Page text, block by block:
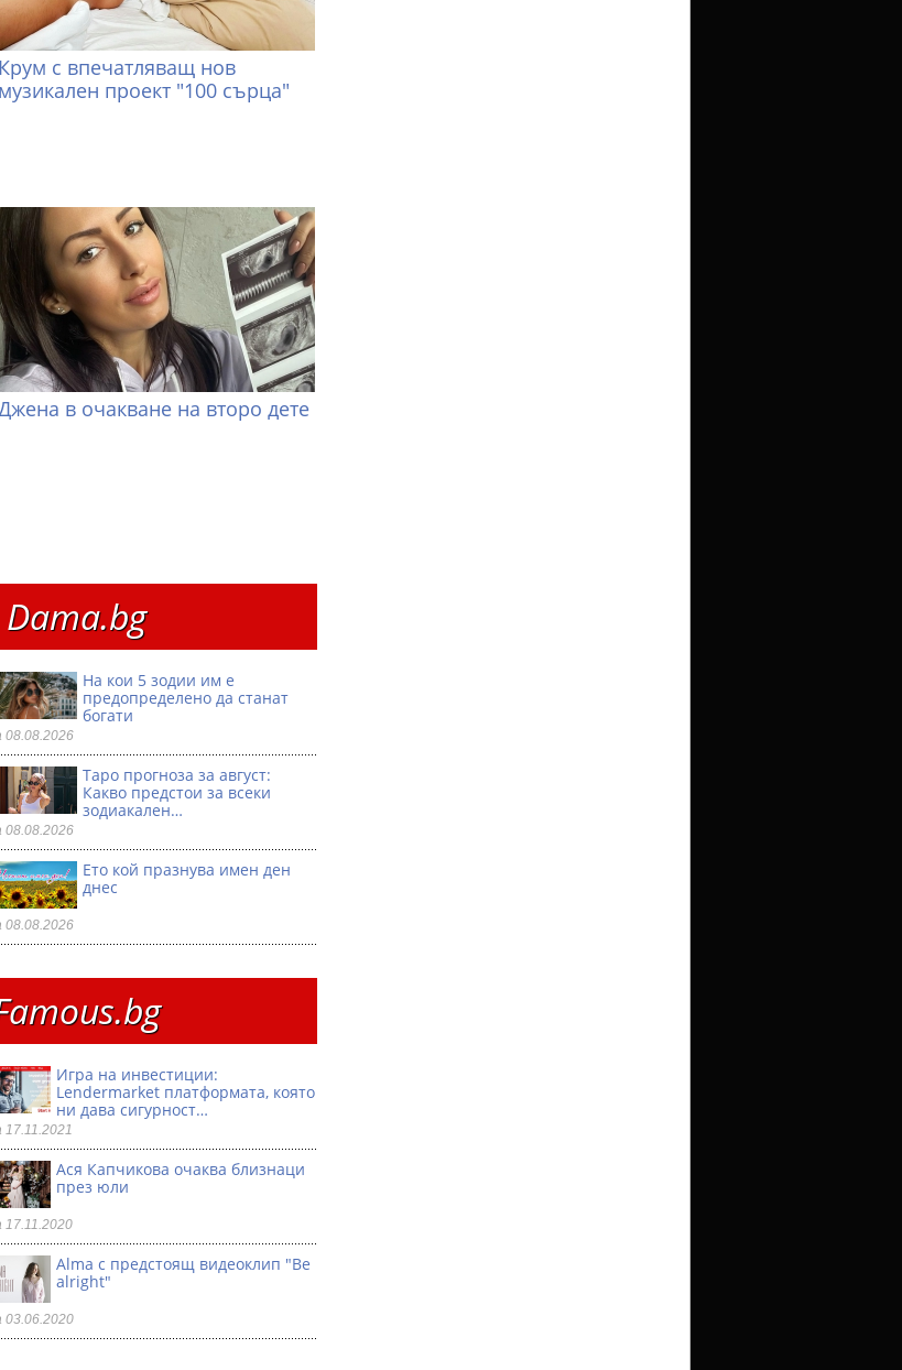
Крум с впечатляващ нов
музикален проект "100 сърца"
в очакване на второ дете
На кои 5 зодии им е
предопределено да станат
богати
08.08.2026
Таро прогноза за август:
Какво предстои за всеки
зодиакален…
08.08.2026
Ето кой празнува имен ден
днес
08.08.2026
Игра на инвестиции:
Lendermarket платформата, която
ни дава сигурност…
17.11.2021
Ася Капчикова очаква близнаци
през юли
17.11.2020
Alma с предстоящ видеоклип "Be
alright"
03.06.2020